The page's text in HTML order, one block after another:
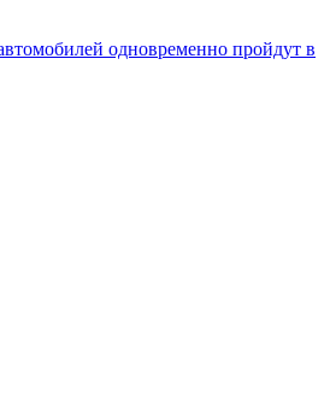
одновременно пройдут в